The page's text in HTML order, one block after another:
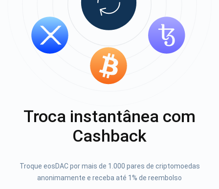
Troca instantânea com
Cashback
Troque eosDAC por mais de 1.000 pares de criptomoedas
anonimamente e receba até 1% de reembolso